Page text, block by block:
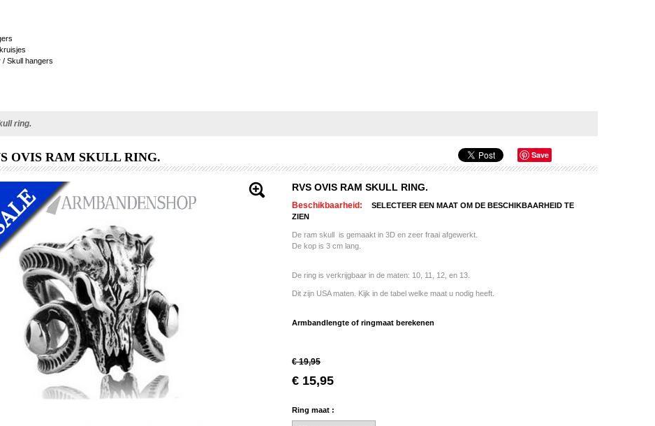
/ Skull hangers
ring.
OVIS RAM SKULL RING. Save
RVS OVIS RAM SKULL RING.
Beschikbaarheid:
SELECTEER EEN MAAT OM DE BESCHIKBAARHEID TE
ZIEN
De ram skull is gemaakt in 3D en zeer fraai afgewerkt.
De kop is 3 cm lang.
De ring is verkrijgbaar in de maten: 10, 11, 12, en 13.
Dit zijn USA maten. Kijk in de tabel welke maat u nodig heeft.
Armbandlengte of ringmaat berekenen
€ 19,95
€ 15,95
Ring maat :